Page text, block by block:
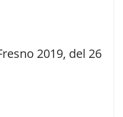
2019, del 26